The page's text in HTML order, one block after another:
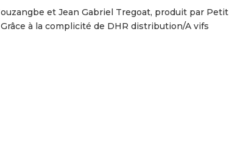
et Jean Gabriel Tregoat, produit par Petit
à la complicité de DHR distribution/A vifs